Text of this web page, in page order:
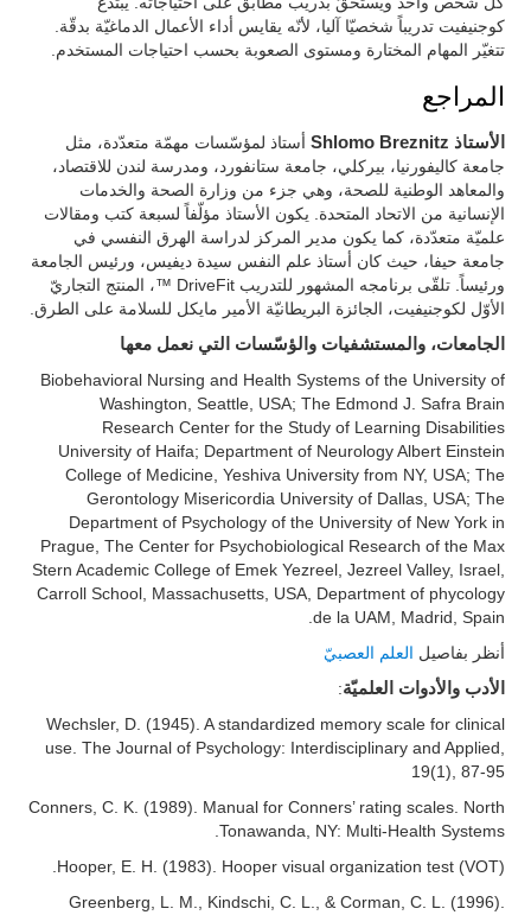
كوجنيفيت تدريباً شخصيّا آليا، لأنّه يقايس أداء الأعمال الدماغيّة بدقّة.
تتغيّر المهام المختارة ومستوى الصعوبة بحسب احتياجات المستخدم.
المراجع
الأستاذ Shlomo Breznitz
أستاذ لمؤسّسات مهمّة متعدّدة، مثل
جامعة كاليفورنيا، بيركلي، جامعة ستانفورد، ومدرسة لندن للاقتصاد،
والمعاهد الوطنية للصحة، وهي جزء من وزارة الصحة والخدمات
الإنسانية من الاتحاد المتحدة. يكون الأستاذ مؤلّفاً لسبعة كتب ومقالات
علميّة متعدّدة، كما يكون مدير المركز لدراسة الهرق النفسي في
جامعة حيفا، حيث كان أستاذ علم النفس سيدة ديفيس، ورئيس الجامعة
ورئيساً. تلقّى برنامجه المشهور للتدريب DriveFit ™، المنتج التجاريّ
الأوّل لكوجنيفيت، الجائزة البريطانيّة الأمير مايكل للسلامة على الطرق.
الجامعات، والمستشفيات والؤسّسات التي نعمل معها
Biobehavioral Nursing and Health Systems of the University of
Washington, Seattle, USA; The Edmond J. Safra Brain
Research Center for the Study of Learning Disabilities
University of Haifa; Department of Neurology Albert Einstein
College of Medicine, Yeshiva University from NY, USA; The
Gerontology Misericordia University of Dallas, USA; The
Department of Psychology of the University of New York in
Prague, The Center for Psychobiological Research of the Max
Stern Academic College of Emek Yezreel, Jezreel Valley, Israel,
Carroll School, Massachusetts, USA, Department of phycology
de la UAM, Madrid, Spain.
أنظر بفاصيل العلم العصبيّ
الأدب والأدوات العلميّة:
Wechsler, D. (1945). A standardized memory scale for clinical
use. The Journal of Psychology: Interdisciplinary and Applied,
19(1), 87-95
Conners, C. K. (1989). Manual for Conners’ rating scales. North
Tonawanda, NY: Multi-Health Systems.
Hooper, E. H. (1983). Hooper visual organization test (VOT).
Greenberg, L. M., Kindschi, C. L., & Corman, C. L. (1996).